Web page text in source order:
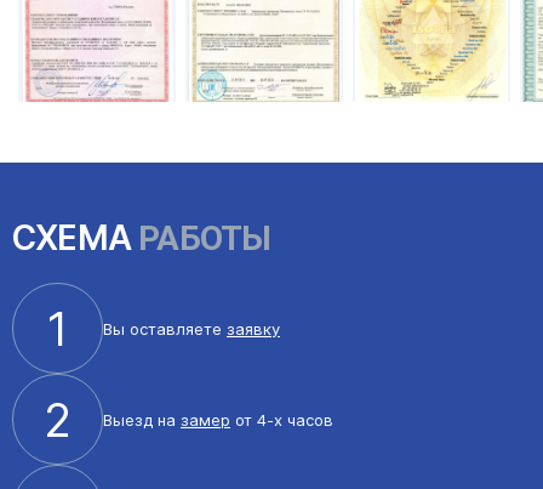
СХЕМАРАБОТЫ
1 Вы оставляете заявку
2 Выезд на замер от 4-х часов